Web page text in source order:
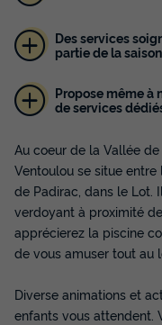
Insolite 4
- Sans sanitaires
Annulation gratuite
Surface
Voir le plan 2D
Des services
partie de la saison
Propose même à
de services
Au coeur de la Vallée
Ventoulou se situe
de Padirac, dans le Lot.
verdoyant à proximité
apprécierez la piscine
de vous amuser tout au
Diverse animations et
enfants vous attendent.